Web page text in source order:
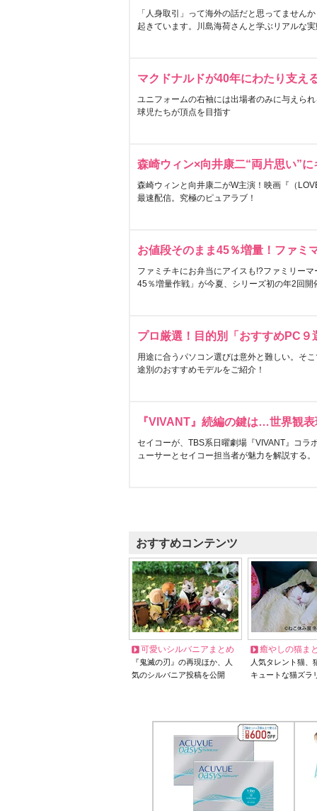
「人身取引」って海外の話だと思ってません
起きています。川島海荷さんと学ぶリアルな
マクドナルドが40年にわたり支え
ユニフォームの右袖には出場者のみに与えら
球児たちが頂点を目指す
森崎ウィン×向井康二“両片思い”
森崎ウィンと向井康二がW主演！映画『（
最速配信。究極のピュアラブ！
お値段そのまま45％増量！ファミ
ファミチキにお弁当にアイスも!?ファミリー
45％増量作戦」が今夏、シリーズ初の年2回開
プロ厳選！目的別「おすすめPC９
用途に合うパソコン選びは意外と難しい。そ
途別のおすすめモデルをご紹介！
『VIVANT』続編の鍵は…世界観
セイコーが、TBS系日曜劇場『VIVANT』コラ
ューサーとセイコー担当者が魅力を解説する。
おすすめコンテンツ
可愛いシルバニアまとめ
『鬼滅の刃』の再現ほか、人
気のシルバニア投稿を公開
癒やしの猫ま
人気タレント猫
キュートな猫ズラ